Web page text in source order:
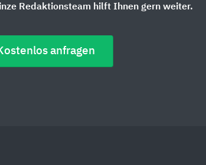
Redaktionsteam hilft Ihnen gern weiter.
anfragen